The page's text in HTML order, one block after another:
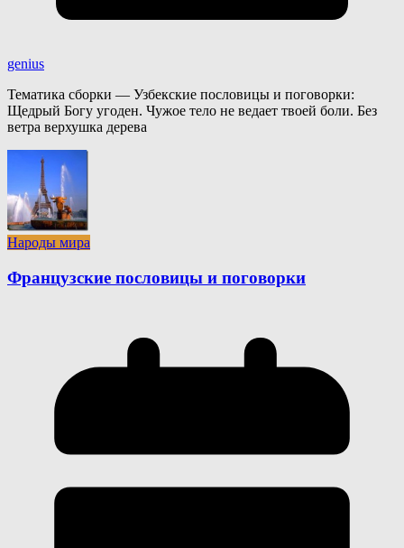
genius
Тематика сборки — Узбекские пословицы и поговорки:
Щедрый Богу угоден. Чужое тело не ведает твоей боли. Без
ветра верхушка дерева
Народы мира
Французские пословицы и поговорки